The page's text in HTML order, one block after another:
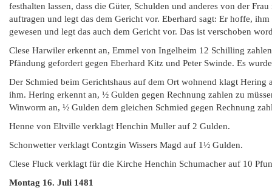
festhalten lassen, dass die Güter, Schulden und anderes von der
auftragen und legt das dem Gericht vor. Eberhard sagt: Er hoffe,
gewesen und legt das auch dem Gericht vor. Das ist verschoben
Clese Harwiler erkennt an, Emmel von Ingelheim 12 Schilling
Pfändung gefordert gegen Eberhard Kitz und Peter Swinde. Es
Der Schmied beim Gerichtshaus auf dem Ort wohnend klagt
ihm. Hering erkennt an, ½ Gulden gegen Rechnung zahlen zu
Winworm an, ½ Gulden dem gleichen Schmied gegen Rechnung
Henne von Eltville verklagt Henchin Muller auf 2 Gulden.
Schonwetter verklagt Contzgin Wissers Magd auf 1½ Gulden.
Clese Fluck verklagt für die Kirche Henchin Schumacher auf 10
Montag 16. Juli 1481